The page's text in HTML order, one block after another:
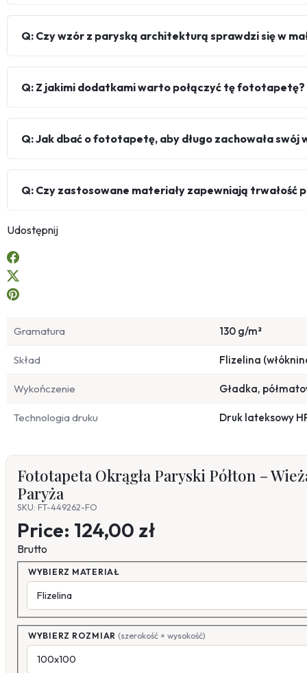
Q: Czy wzór z paryską architekturą sprawdzi się w
Q: Z jakimi dodatkami warto połączyć tę fototapetę?
Q: Jak dbać o fototapetę, aby długo zachowała swój
Q: Czy zastosowane materiały zapewniają trwałość
Udostępnij
Gramatura 130 g/m²
Skład Flizelina
Wykończenie Gładka,
Technologia druku Druk lateksowy
Fototapeta Okrągła Paryski Półton –
Paryża
SKU: FT-449262-FO
Price: 124,00 zł
Brutto
WYBIERZ MATERIAŁ
WYBIERZ ROZMIAR (szerokość × wysokość)